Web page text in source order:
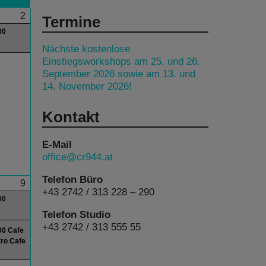
2
9
Cafe
Cafe
Termine
Nächste kostenlose
Einstiegsworkshops am 25. und 26.
September 2026 sowie am 13. und
14. November 2026!
Kontakt
E-Mail
office@cr944.at
Telefon Büro
+43 2742 / 313 228 – 290
Telefon Studio
+43 2742 / 313 555 55